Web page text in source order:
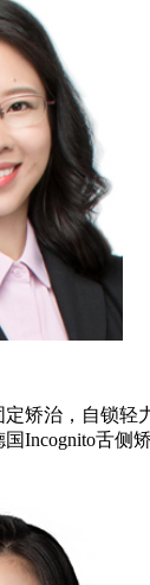
定矫治，自锁轻
Incognito舌侧